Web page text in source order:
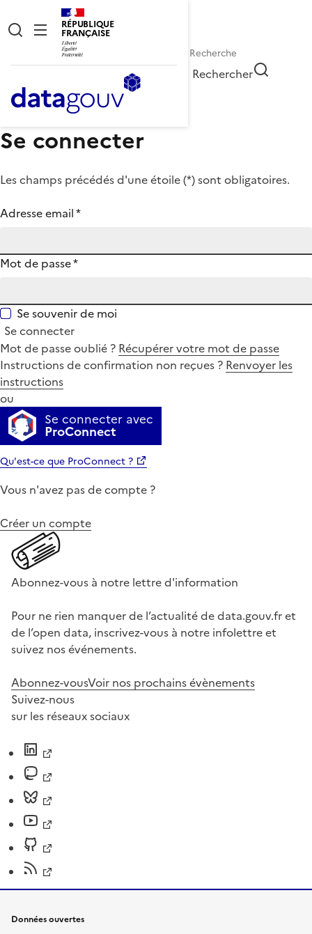
RÉPUBLIQUE
FRANÇAISE
Rechercher
Se connecter
Les champs précédés d'une étoile (*) sont obligatoires.
Adresse email*
Mot de passe*
Se souvenir de moi
Se connecter
Mot de passe oublié ? Récupérer votre mot de passe
Instructions de confirmation non reçues ? Renvoyer les
instructions
ou
Se connecter avec
ProConnect
Qu'est-ce que ProConnect ?
Vous n'avez pas de compte ?
Créer un compte
Abonnez-vous à notre lettre d'information
Pour ne rien manquer de l’actualité de data.gouv.fr et
de l’open data, inscrivez-vous à notre infolettre et
suivez nos événements.
Abonnez-vousVoir nos prochains évènements
Suivez-nous
sur les réseaux sociaux
Données ouvertes